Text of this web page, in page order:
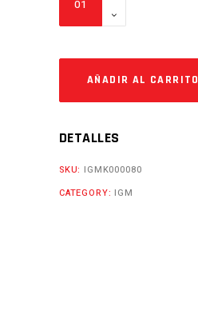
WIND200
Cantidad
AÑADIR AL CARRITO
DETALLES
SKU: IGMK000080
CATEGORY: IGM